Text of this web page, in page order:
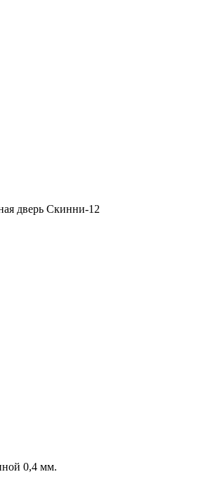
дверь Скинни-12
0,4 мм.